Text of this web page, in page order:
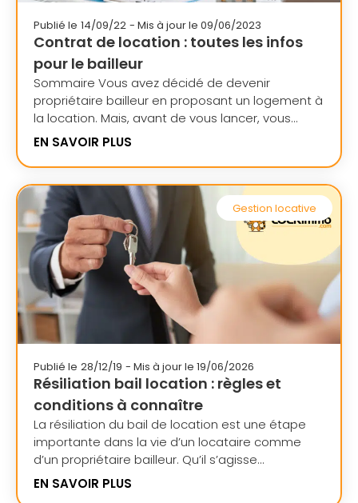
Publié le 14/09/22 - Mis à jour le 09/06/2023
Contrat de location : toutes les infos
pour le bailleur
Sommaire Vous avez décidé de devenir
propriétaire bailleur en proposant un logement à
la location. Mais, avant de vous lancer, vous...
EN SAVOIR PLUS
Gestion locative
Publié le 28/12/19 - Mis à jour le 19/06/2026
Résiliation bail location : règles et
conditions à connaître
La résiliation du bail de location est une étape
importante dans la vie d’un locataire comme
d’un propriétaire bailleur. Qu’il s’agisse...
EN SAVOIR PLUS